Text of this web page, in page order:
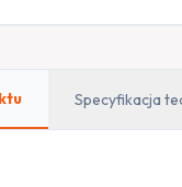
Specyfikacja